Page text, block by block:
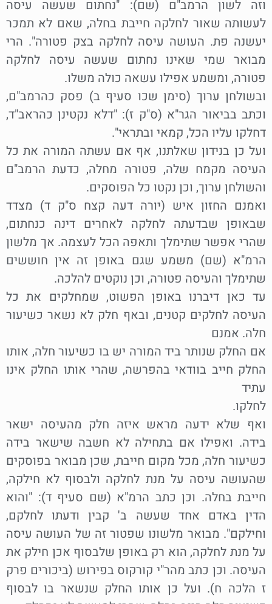
וזה לשון הרמב"ם (שם): "נחתום שעשה עיסה
לעשותה שאור לחלקה חייבת בחלה, שאם לא תמכר
יעשנה פת. העושה עיסה לחלקה בצק פטורה". הרי
מבואר שמי שאינו נחתום שעשה עיסה לחלקה
פטורה, ומשמע אפילו עשאה כולה משלו.
ובשולחן ערוך (סימן שכו סעיף ב) פסק כהרמב"ם,
וכתב בביאור הגר"א (ס"ק ז): "דלא נקטינן כהראב"ד,
דחלקו עליו הכל, קמאי ובתראי".
ועל כן בנידון שאלתנו, אף אם עשתה המורה את כל
העיסה מקמח שלה, פטורה מחלה, כדעת הרמב"ם
והשולחן ערוך, וכן נקטו כל הפוסקים.
ואמנם החזון איש (יורה דעה קצח ס"ק ד) מצדד
שבאופן שבדעתה לחלקה לאחרים דינה כנחתום,
שהרי אפשר שתימלך ותאפה הכל לעצמה. אך מלשון
הרמ"א (שם) משמע שגם באופן זה אין חוששים
שתימלך והעיסה פטורה, וכן נוקטים להלכה.
עד כאן דיברנו באופן הפשוט, שמחלקים את כל
העיסה לחלקים קטנים, ובאף חלק לא נשאר כשיעור
חלה. אמנם
אם החלק שנותר ביד המורה יש בו כשיעור חלה, אותו
החלק חייב בוודאי בהפרשה, שהרי אותו החלק אינו
עתיד
לחלקו.
ואף שלא ידעה מראש איזה חלק מהעיסה ישאר
בידה. ואפילו אם בתחילה לא חשבה שישאר בידה
כשיעור חלה, מכל מקום חייבת, שכן מבואר בפוסקים
שהעושה עיסה על מנת לחלקה ולבסוף לא חילקה,
חייבת בחלה. וכן כתב הרמ"א (שם סעיף ד): "והוא
הדין באדם אחד שעשה ב' קבין ודעתו לחלקם,
וחילקם". מבואר מלשונו שפטור זה של העושה עיסה
על מנת לחלקה, הוא רק באופן שלבסוף אכן חילק את
העיסה. וכן כתב מהר"י קורקוס בפירוש (ביכורים פרק
ז הלכה ח). ועל כן אותו החלק שנשאר בו לבסוף